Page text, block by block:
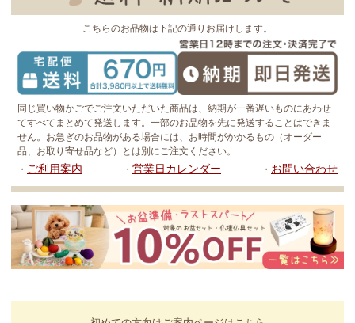
こちらのお品物は下記の通りお届けします。
同じ買い物かごでご注文いただいた商品は、納期が一番遅いものにあわせ
てすべてまとめて発送します。一部のお品物を先に発送することはできま
せん。お急ぎのお品物がある場合には、お時間がかかるもの（オーダー
品、お取り寄せ品など）とは別にご注文ください。
・ ご利用案内 ・ 営業日カレンダー ・ お問い合わせ